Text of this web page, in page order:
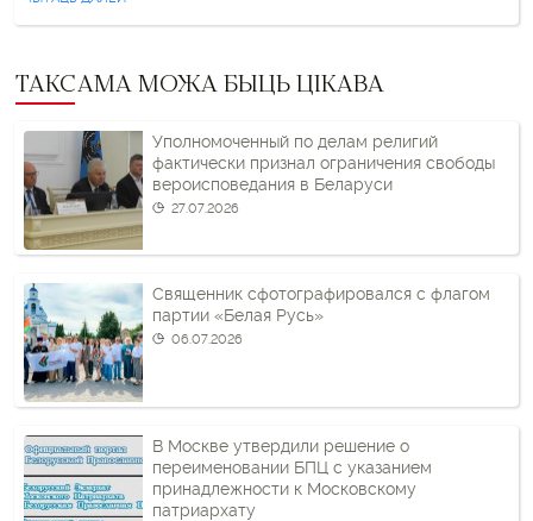
новых судоў […]
ТАКСАМА МОЖА БЫЦЬ ЦІКАВА
Уполномоченный по делам религий
фактически признал ограничения свободы
вероисповедания в Беларуси
27.07.2026
Священник сфотографировался с флагом
партии «Белая Русь»
06.07.2026
В Москве утвердили решение о
переименовании БПЦ с указанием
принадлежности к Московскому
патриархату